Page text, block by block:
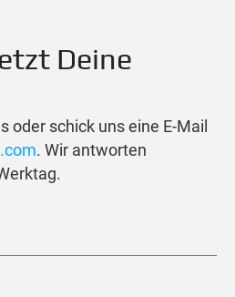
Deine
oder schick uns eine E-Mail
. Wir antworten